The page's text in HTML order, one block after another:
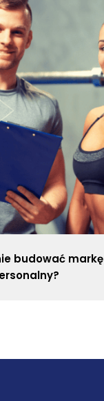
budować